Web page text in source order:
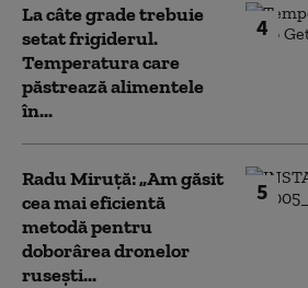
4
La câte grade trebuie
setat frigiderul.
Temperatura care
păstrează alimentele
în...
5
Radu Miruță: „Am găsit
cea mai eficientă
metodă pentru
doborârea dronelor
rusești...